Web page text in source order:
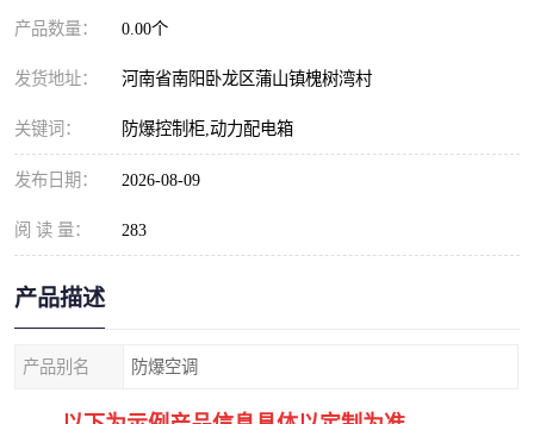
产品数量： 0.00个
发货地址： 河南省南阳卧龙区蒲山镇槐树湾村
关键词： 防爆控制柜,动力配电箱
发布日期： 2026-08-09
阅 读 量： 283
产品描述
产品别名 防爆空调